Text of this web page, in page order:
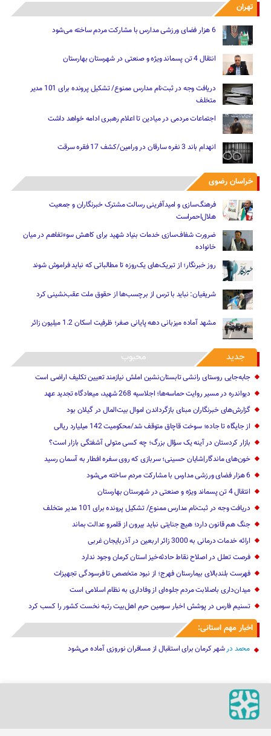
تهران
6 هزار فضای ورزشی مدارس با مشارکت مردم ساخته می‌شود
انتقال 4 تن پسماند ویژه و صنعتی در شهرستان بهارستان
دریافت وجه در ثبت‌نام مدارس ممنوع/ تشکیل پرونده برای 101 مدیر
متخلف
اجتماعات مردمی در میادین تا اعلام رهبری ادامه خواهد داشت
انهدام باند 3 نفره سارقان در ورامین/کشف 17 فقره سرقت
خراسان رضوی
فرهنگ‌سازی و امیدآفرینی رسالت‌ مشترک خبرنگاران و جمعیت
هلال‌احمراست
ضرورت شفاف‌سازی خدمات بنیاد شهید برای کاهش سوءتفاهم‌ در میان
خانواده
روز خبرنگار؛ از تبریک‌های یک‌روزه تا مطالباتی که نباید فراموش شوند
شریفیان: نباید با ترس از برچسب‌ها از حقوق ملت عقب‌نشینی کرد
مشهد آماده میزبانی دهه پایانی صفر؛ ظرفیت اسکان 1.2 میلیون زائر
جدید محبوب
جابه‌جایی روستای رانشی تابستان‌نشین املش نیازمند تعیین تکلیف اراضی است
دیواندره در مسیر روایت حماسه‌ها؛ اجلاسیه 268 شهید، میعادگاه تجدید عهد
گزارش‌های خبرنگاران مبنای بازگرداندن اموال بیت‌المال در گیلان بود
از جایگاه تا جاده؛ سوخت قاچاق متوقف شد/محکومیت 142 میلیارد ریالی
بازار کردستان در آینه یک سؤال بزرگ؛ چه کسی متولی آشفتگی بازار است؟
خون‌های ماندگار|شایان حسینی؛ سربازی که روی سفره افطار به آسمان رسید
6 هزار فضای ورزشی مدارس با مشارکت مردم ساخته می‌شود
انتقال 4 تن پسماند ویژه و صنعتی در شهرستان بهارستان
دریافت وجه در ثبت‌نام مدارس ممنوع/ تشکیل پرونده برای 101 مدیر متخلف
جنگ هم قانون دارد؛ هیچ جنایتی نباید بیرون از قلمرو عدالت بماند
ارائه خدمات درمانی به 3000 زائر اربعین در آذربایجان‌ غربی
فرصت تعلل در اصلاح نقاط حادثه‌خیز استان کرمان وجود ندارد
فهرست بلندبالای بیمارستان فهرج؛ از نبود متخصص تا فرسودگی تجهیزات
میدان‌داری باصلابت مردم جلوه‌ای از وفاداری به نظام اسلامی است
تسنیم فارس در پوشش اخبار سومین حرم اهل‌بیت رتبه نخست کشور را کسب کرد
اخبار مهم استانی:
محمد درشهر کرمان برای استقبال از مسافران نوروزی آماده می‌شود